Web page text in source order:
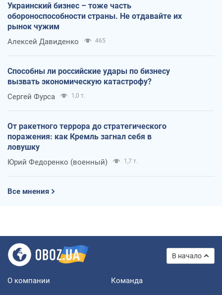
Украинский бизнес – тоже часть
обороноспособности страны. Не отдавайте их
рынок чужим
Алексей Давиденко 465
Способны ли российские удары по бизнесу
вызвать экономическую катастрофу?
Сергей Фурса 1,0 т.
От ракетного террора до стратегического
поражения: как Кремль загнал себя в
ловушку
Юрий Федоренко (военный) 1,7 т.
Все мнения
В начало
О компании Команда